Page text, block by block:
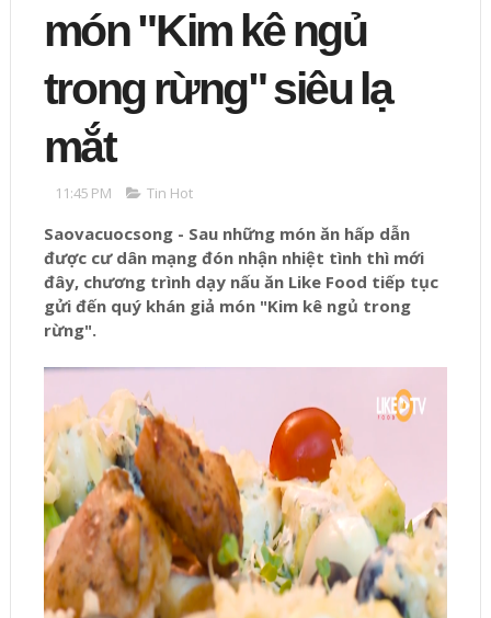
món "Kim kê ngủ
trong rừng" siêu lạ
mắt
11:45 PM Tin Hot
Saovacuocsong - Sau những món ăn hấp dẫn
được cư dân mạng đón nhận nhiệt tình thì mới
đây, chương trình dạy nấu ăn Like Food tiếp tục
gửi đến quý khán giả món "Kim kê ngủ trong
rừng".